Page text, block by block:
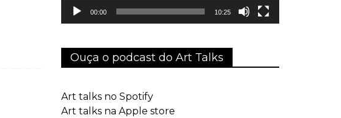
00:00 10:25
Ouça o podcast do Art Talks
Art talks no Spotify
Art talks na Apple store